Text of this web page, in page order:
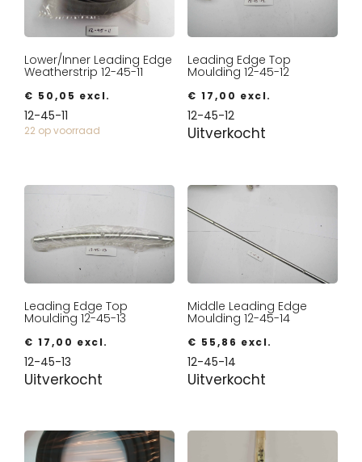
Lower/Inner Leading Edge
Weatherstrip 12-45-11
€ 50,05 excl.
12-45-11
22 op voorraad
Leading Edge Top
Moulding 12-45-12
€ 17,00 excl.
12-45-12
Uitverkocht
Leading Edge Top
Moulding 12-45-13
€ 17,00 excl.
12-45-13
Uitverkocht
Middle Leading Edge
Moulding 12-45-14
€ 55,86 excl.
12-45-14
Uitverkocht